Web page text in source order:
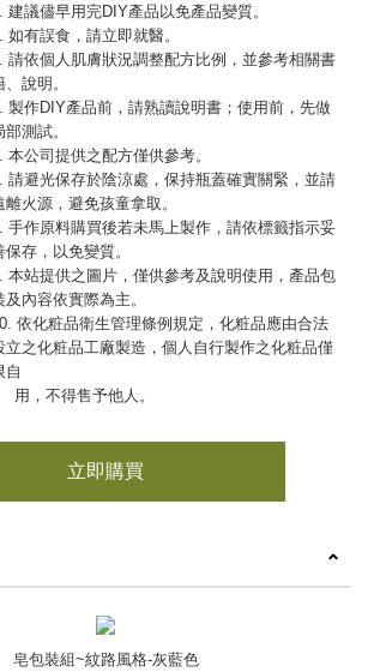
建議儘早用完DIY產品以免產品變質。
如有誤食，請立即就醫。
請依個人肌膚狀況調整配方比例，並參考相關書
、說明。
製作DIY產品前，請熟讀說明書；使用前，先做
部測試。
本公司提供之配方僅供參考。
請避光保存於陰涼處，保持瓶蓋確實關緊，並請
離火源，避免孩童拿取。
手作原料購買後若未馬上製作，請依標籤指示妥
保存，以免變質。
本站提供之圖片，僅供參考及說明使用，產品包
及內容依實際為主。
依化粧品衛生管理條例規定，化粧品應由合法
立之化粧品工廠製造，個人自行製作之化粧品僅
自
用，不得售予他人。
立即購買
皂包裝組~紋路風格-灰藍色